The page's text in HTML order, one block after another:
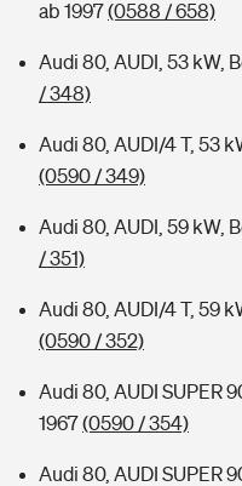
ab 1997(0588 / 658)
Audi 80, AUDI, 53 kW,
/ 348)
Audi 80, AUDI/4 T, 53
(0590 / 349)
Audi 80, AUDI, 59 kW,
/ 351)
Audi 80, AUDI/4 T, 59
(0590 / 352)
Audi 80, AUDI SUPER
1967(0590 / 354)
Audi 80, AUDI SUPER